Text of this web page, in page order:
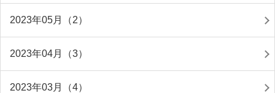
2023年05月（2）
2023年04月（3）
2023年03月（4）